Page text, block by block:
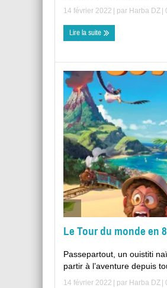
14 février 2022 | par Harba DZ
Lire la suite
Le Tour du monde en
Passepartout, un ouistiti
partir à l’aventure depuis
14 février 2022 | par Harba DZ